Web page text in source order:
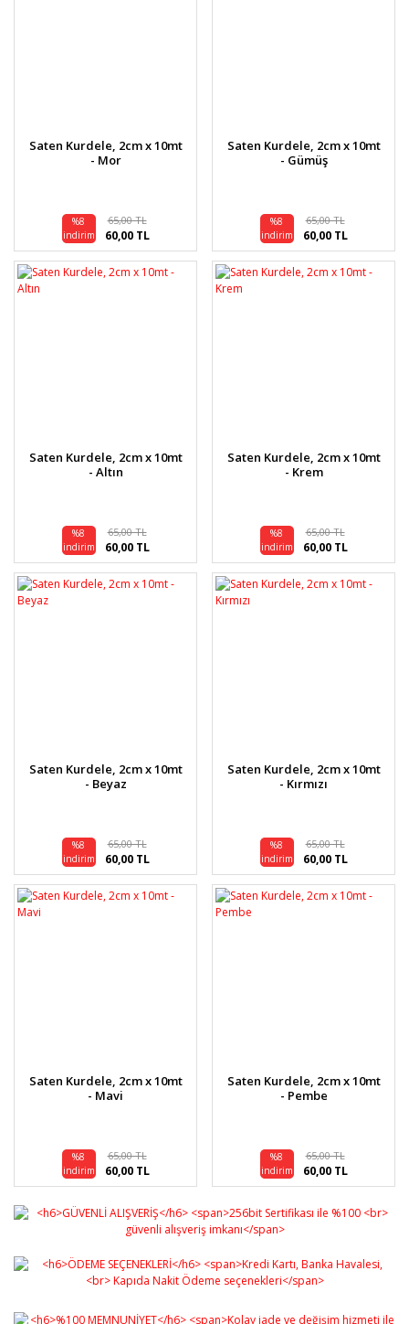
Saten Kurdele, 2cm x 10mt
- Mor
%8
indirim
65,00 TL
60,00 TL
Saten Kurdele, 2cm x 10mt
- Gümüş
%8
indirim
65,00 TL
60,00 TL
Saten Kurdele, 2cm x 10mt
- Altın
%8
indirim
65,00 TL
60,00 TL
Saten Kurdele, 2cm x 10mt
- Krem
%8
indirim
65,00 TL
60,00 TL
Saten Kurdele, 2cm x 10mt
- Beyaz
%8
indirim
65,00 TL
60,00 TL
Saten Kurdele, 2cm x 10mt
- Kırmızı
%8
indirim
65,00 TL
60,00 TL
Saten Kurdele, 2cm x 10mt
- Mavi
%8
indirim
65,00 TL
60,00 TL
Saten Kurdele, 2cm x 10mt
- Pembe
%8
indirim
65,00 TL
60,00 TL